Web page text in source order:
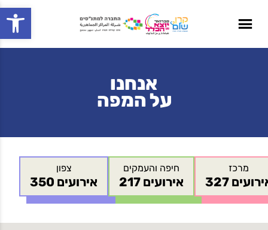
Open toolbar
אנחנו
על המפה
צפון
350 אירועים
חיפה והעמקים
217 אירועים
מרכז
אירועים